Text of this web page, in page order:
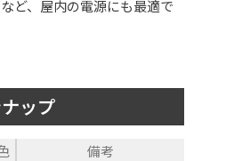
ど、屋内の電源にも最適で
ップ
備考